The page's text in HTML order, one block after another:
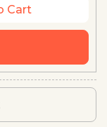
Cart